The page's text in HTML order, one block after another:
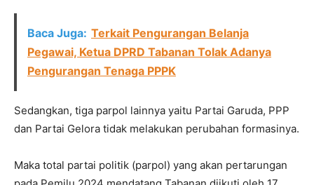
Baca Juga: Terkait Pengurangan Belanja
Pegawai, Ketua DPRD Tabanan Tolak Adanya
Pengurangan Tenaga PPPK
Sedangkan, tiga parpol lainnya yaitu Partai Garuda, PPP
dan Partai Gelora tidak melakukan perubahan formasinya.
Maka total partai politik (parpol) yang akan pertarungan